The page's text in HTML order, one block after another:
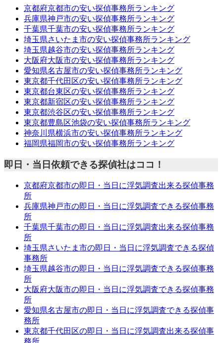
京都府京都市の安い探偵事務所ランキング
兵庫県神戸市の安い探偵事務所ランキング
千葉県千葉市の安い探偵事務所ランキング
埼玉県さいたま市の安い探偵事務所ランキング
埼玉県越谷市の安い探偵事務所ランキング
大阪府大阪市の安い探偵事務所ランキング
愛知県名古屋市の安い探偵事務所ランキング
東京都千代田区の安い探偵事務所ランキング
東京都台東区の安い探偵事務所ランキング
東京都新宿区の安い探偵事務所ランキング
東京都渋谷区の安い探偵事務所ランキング
東京都豊島区池袋の安い探偵事務所ランキング
神奈川県横浜市の安い探偵事務所ランキング
福岡県福岡市の安い探偵事務所ランキング
即日・当日依頼できる探偵社はココ！
京都府京都市の即日・当日に浮気調査出来る探偵事務
所
兵庫県神戸市の即日・当日に浮気調査できる探偵事務
所
千葉県千葉市の即日・当日に浮気調査出来る探偵事務
所
埼玉県さいたま市の即日・当日に浮気調査できる探偵
事務所
埼玉県越谷市の即日・当日に浮気調査できる探偵事務
所
大阪府大阪市の即日・当日に浮気調査できる探偵事務
所
愛知県名古屋市の即日・当日に浮気調査できる探偵事
務所
東京都千代田区の即日・当日に浮気調査出来る探偵事
務所